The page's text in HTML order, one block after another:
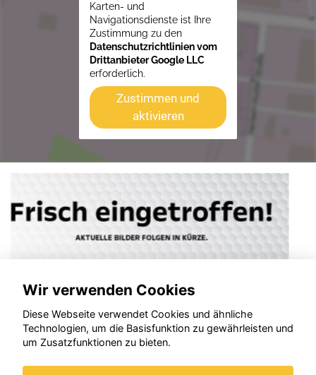
Karten- und
Navigationsdienste ist Ihre
Zustimmung zu den
Datenschutzrichtlinien vom
Drittanbieter Google LLC
erforderlich.
Zustimmen und
aktivieren
Wir verwenden Cookies
Diese Webseite verwendet Cookies und ähnliche
Technologien, um die Basisfunktion zu gewährleisten und
um Zusatzfunktionen zu bieten.